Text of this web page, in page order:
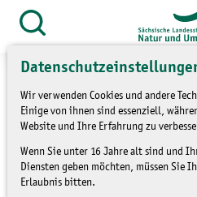
Wir verwenden Cookies und andere
Einige von ihnen sind essenziell,
Website und Ihre Erfahrung zu
Wenn Sie unter 16 Jahre alt sind und
Diensten geben möchten, müssen Sie
Erlaubnis bitten.
Zum
Inhalt
springen
Suche
JuNa-